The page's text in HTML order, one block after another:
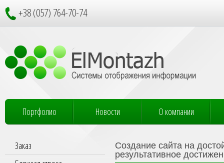
+38 (057) 764-70-74
Портфолио Новости О компании
Заказ
Создание сайта на
результативное